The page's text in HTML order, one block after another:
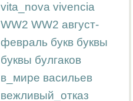
vita_nova vivencia
WW2 WW2 август-
февраль букв буквы
буквы булгаков
в_мире васильев
вежливый_отказ